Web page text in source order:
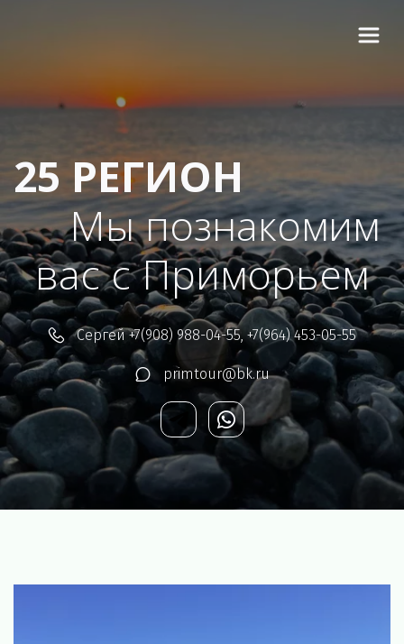
25 РЕГИОН
Мы познакомим
вас с Приморьем
Сергей +7(908) 988-04-55,+7(964) 453-05-55
primtour@bk.ru